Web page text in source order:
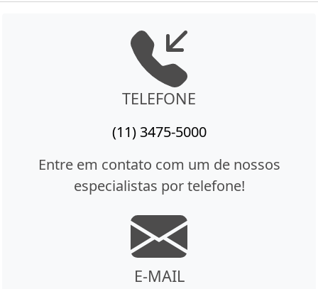
TELEFONE
(11) 3475-5000
Entre em contato com um de nossos
especialistas por telefone!
E-MAIL